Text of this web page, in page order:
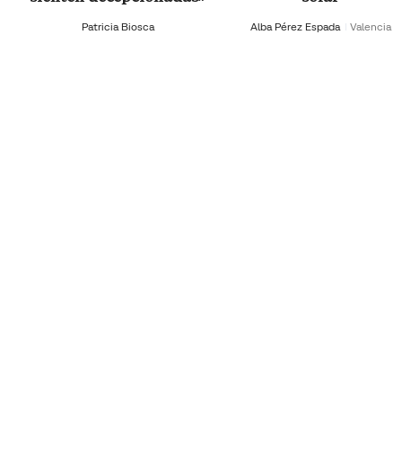
Patricia Biosca Alba Pérez Espada Valencia